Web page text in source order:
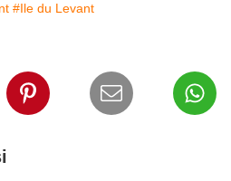
#Ile du Levant